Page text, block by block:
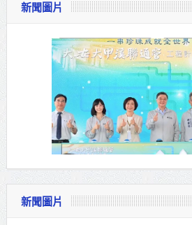
新聞圖片
新聞圖片